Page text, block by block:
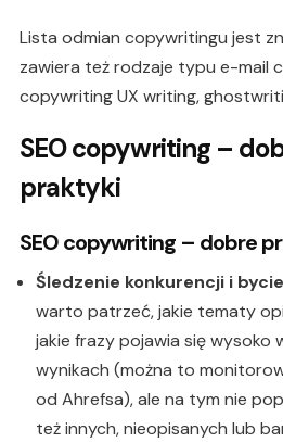
Lista odmian copywritingu jest
zawiera też rodzaje typu e-mail
copywriting UX writing,
SEO copywriting –
praktyki
SEO copywriting – dobre
Śledzenie konkurencji i
warto patrzeć, jakie tematy
jakie frazy pojawia się wysoko
wynikach (można to
od Ahrefsa), ale na tym nie
też innych, nieopisanych lub